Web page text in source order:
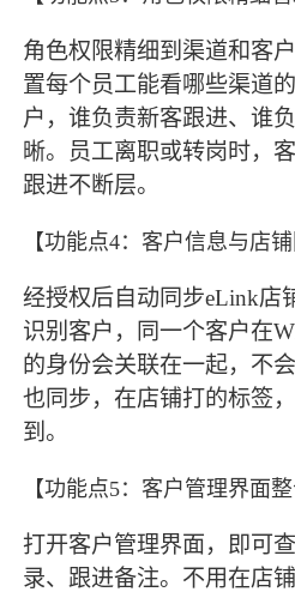
角色权限精细到渠道和客
置每个员工能看哪些渠道
户，谁负责新客跟进、谁
晰。员工离职或转岗时，
跟进不断层。
【功能点4：客户信息与店铺
经授权后自动同步eLink店
识别客户，同一个客户在
的身份会关联在一起，不
也同步，在店铺打的标签
到。
【功能点5：客户管理界面整
打开客户管理界面，即可
录、跟进备注。不用在店